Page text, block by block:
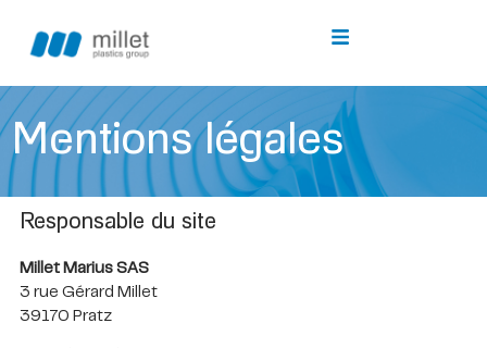
Mentions légales
Responsable du site
Millet Marius SAS
3 rue Gérard Millet
39170 Pratz